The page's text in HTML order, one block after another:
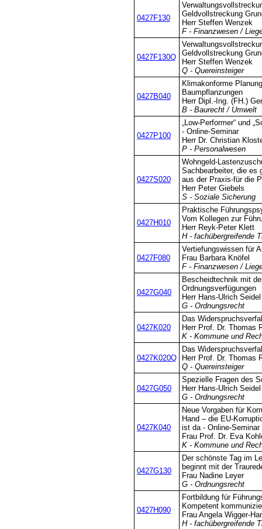
0427F130
Geldvollstreckung
Herr Steffen Wenzek
F - Finanzwesen /
0427F130Q
Geldvollstreckung
Herr Steffen Wenzek
Q - Quereinsteiger
0427B040
Klimakonforme
Baumpflanzungen
Herr Dipl.-Ing. (FH.)
B - Baurecht / Umwelt
0427P100
„Low-Performer“ und
- Online-Seminar
Herr Dr. Christian
P - Personalwesen
0427S020
Wohngeld-
Sachbearbeiter, die es
aus der Praxis-für die
Herr Peter Giebels
S - Soziale Sicherung
0427H010
Praktische
Vom Kollegen zur
Herr Reyk-Peter Klett
H - fachübergreifende
0427F080
Vertiefungswissen für
Frau Barbara Knöfel
F - Finanzwesen /
0427G040
Bescheidtechnik mit
Ordnungsverfügungen
Herr Hans-Ulrich Seidel
G - Ordnungsrecht
0427K020
Das
Herr Prof. Dr. Thomas
K - Kommune und
0427K020Q
Das
Herr Prof. Dr. Thomas
Q - Quereinsteiger
0427G050
Spezielle Fragen des
Herr Hans-Ulrich Seidel
G - Ordnungsrecht
0427K040
Neue Vorgaben für
Hand – die EU-
ist da - Online-Seminar
Frau Prof. Dr. Eva
K - Kommune und
0427G130
Der schönste Tag im
beginnt mit der
Frau Nadine Leyer
G - Ordnungsrecht
0427H090
Fortbildung für
Kompetent
Frau Angela Wigger-
H - fachübergreifende